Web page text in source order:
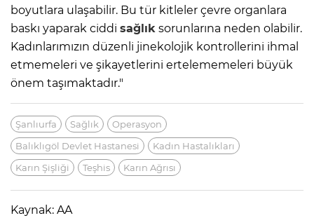
boyutlara ulaşabilir. Bu tür kitleler çevre organlara
baskı yaparak ciddi sağlık sorunlarına neden olabilir.
Kadınlarımızın düzenli jinekolojik kontrollerini ihmal
etmemeleri ve şikayetlerini ertelememeleri büyük
önem taşımaktadır."
Şanlıurfa Sağlık
Operasyon
Balıklıgöl Devlet Hastanesi
Kadın Hastalıkları
Karın Şişliği
Teşhis Karın Ağrısı
Kaynak: AA